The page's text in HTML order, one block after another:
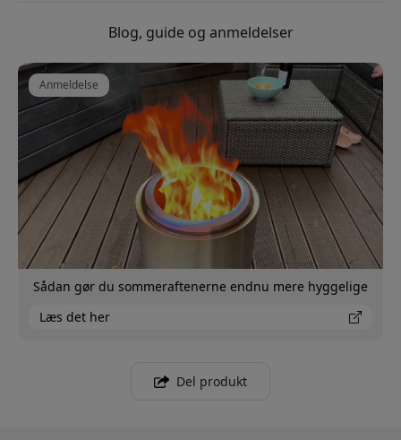
Blog, guide og anmeldelser
Anmeldelse
Sådan gør du sommeraftenerne endnu mere hyggelige
Læs det her
Del produkt